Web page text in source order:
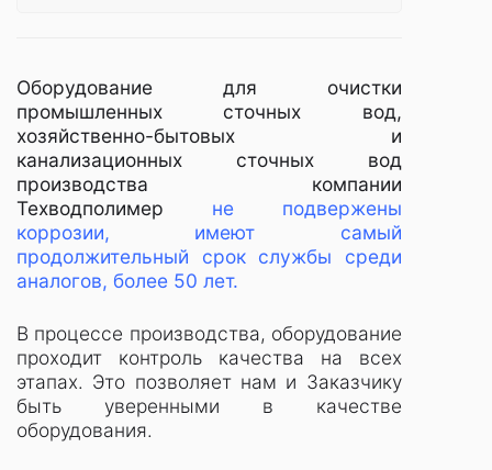
Оборудование для очистки
промышленных сточных вод,
хозяйственно-бытовых и
канализационных сточных вод
производства компании
Техводполимер
не подвержены
коррозии, имеют самый
продолжительный срок службы среди
аналогов, более 50 лет.
В процессе производства, оборудование
проходит контроль качества на всех
этапах. Это позволяет нам и Заказчику
быть уверенными в качестве
оборудования.